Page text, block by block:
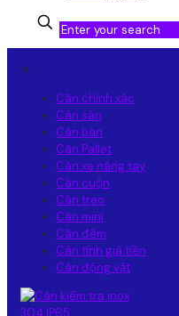
✕
Cân chính xác
Cân sàn
Cân bàn
Cân Pallet
Cân xe nâng tay
Cân cuộn
Cân treo
Cân mini
Cân đếm
Cân tính giá tiền
Cân động vật